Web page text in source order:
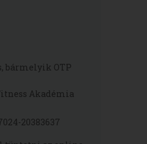
bármelyik OTP
Akadémia
20383637